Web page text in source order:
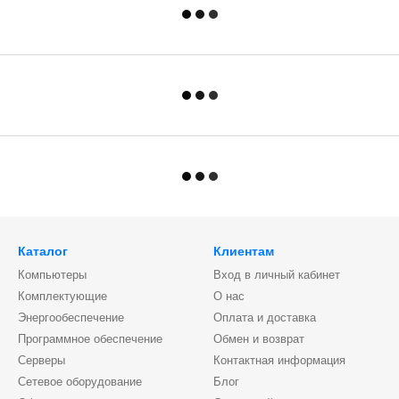
Каталог
Компьютеры
Комплектующие
Энергообеспечение
Программное обеспечение
Серверы
Сетевое оборудование
Клиентам
Вход в личный кабинет
О нас
Оплата и доставка
Обмен и возврат
Контактная информация
Блог